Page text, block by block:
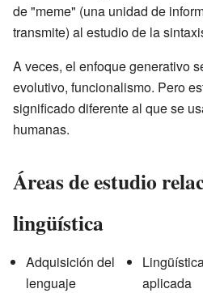
de "meme" (una unidad de
transmite) al estudio de la
A veces, el enfoque generativo
evolutivo, funcionalismo. Pero
significado diferente al que se
humanas.
Áreas de estudio
lingüística
Adquisición del
lenguaje
aplicada